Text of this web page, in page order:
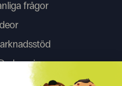
frågor
skanning